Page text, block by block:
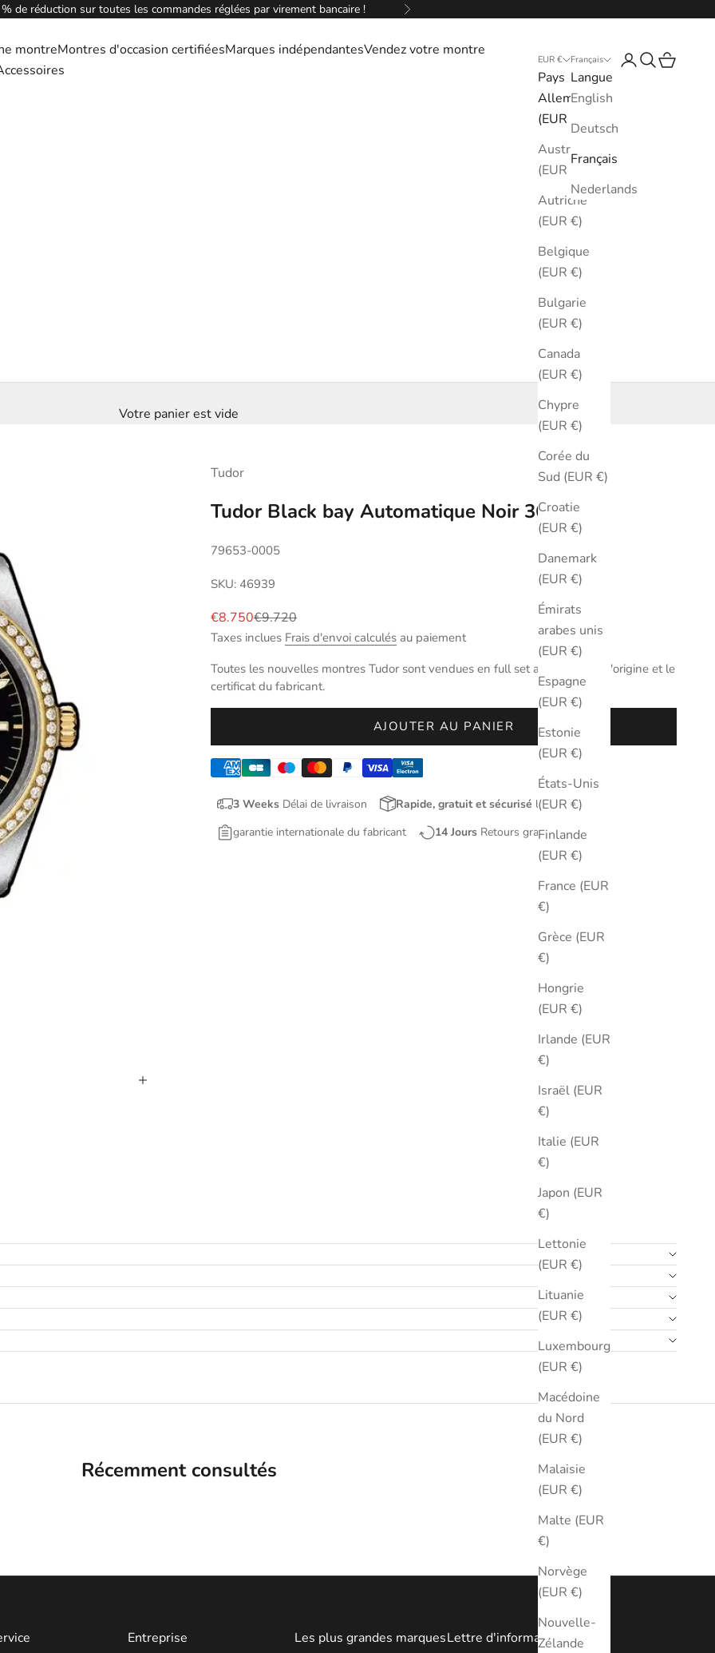
de réduction sur toutes les commandes réglées par virement bancaire ! Suivant
montreMontres d'occasion certifiéesMarques indépendantesVendez votre montre
EUR €
Pays
Allemagne
(EUR €)
Australie
(EUR €)
Autriche
(EUR €)
Belgique
(EUR €)
Bulgarie
(EUR €)
Canada
(EUR €)
Chypre
(EUR €)
Corée du
Sud (EUR €)
Croatie
(EUR €)
Danemark
(EUR €)
Émirats
arabes unis
(EUR €)
Espagne
(EUR €)
Estonie
(EUR €)
États-Unis
(EUR €)
Finlande
(EUR €)
France (EUR
€)
Grèce (EUR
€)
Hongrie
(EUR €)
Irlande (EUR
€)
Israël (EUR
€)
Italie (EUR
€)
Japon (EUR
€)
Lettonie
(EUR €)
Lituanie
(EUR €)
Luxembourg
(EUR €)
Macédoine
du Nord
(EUR €)
Malaisie
(EUR €)
Malte (EUR
€)
Norvège
(EUR €)
Nouvelle-
Zélande
Français
Langue
English
Deutsch
Français
Nederlands
Connexion
Recherche
Panier
Votre panier est vide
Tudor
Tudor Black bay Automatique Noir 36 mm
79653-0005
SKU: 46939
Prix de vente
€8.750Prix normal
€9.720
Taxes inclues Frais d'envoi calculés au paiement
Toutes les nouvelles montres Tudor sont vendues en full set avec la boite d'origine et le
certificat du fabricant.
AJOUTER AU PANIER
3 Weeks Délai de livraison Rapide, gratuit et sécurisé livraison
garantie internationale du fabricant
14 Jours Retours gratuits
Récemment consultés
Entreprise Les plus grandes marquesLettre d'information